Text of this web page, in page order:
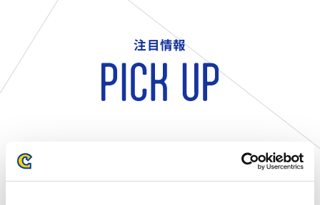
注目情報
現在、登録はありません。